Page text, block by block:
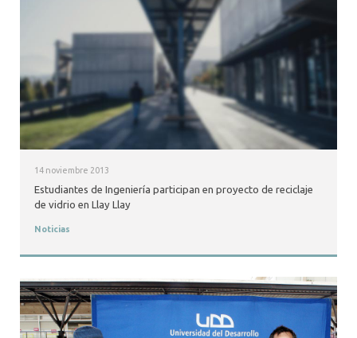
14 noviembre 2013
Estudiantes de Ingeniería participan en proyecto de reciclaje
de vidrio en Llay Llay
Noticias